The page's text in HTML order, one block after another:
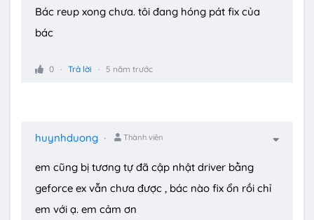
Bác reup xong chưa. tôi đang hóng pát fix của
bác
0 Trả lời 5 năm trước
huynhduong Thành viên
em cũng bị tương tự đã cập nhật driver bằng
geforce ex vẫn chưa được , bác nào fix ổn rồi chỉ
em với ạ. em cảm ơn